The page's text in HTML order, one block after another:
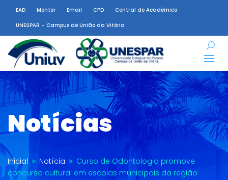
EAD Mentor Email CPD
Central do Acadêmico
UNESPAR – Campus de União da Vitória
Notícias
Inicial 9 Notícia 9 Curso de Odontologia promove
concurso cultural em escolas municipais da região